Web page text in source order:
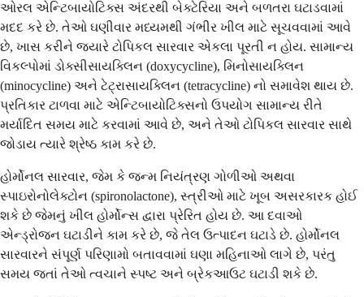
ઓરલ એન્ટિબાયોટિક્સ અંદરથી બેક્ટેરિયા અને બળતરા ઘટાડવામાં
મદદ કરે છે. તેઓ ઘણીવાર મધ્યમથી ગંભીર ખીલ માટે સૂચવવામાં આવે
છે, ખાસ કરીને જ્યારે ટોપિકલ સારવાર એકલા પૂરતી ન હોય. સામાન્ય
વિકલ્પોમાં ડોક્સીસાયક્લિન (doxycycline), મિનોસાયક્લિન
(minocycline) અને ટેટ્રાસાયક્લિન (tetracycline) નો સમાવેશ થાય છે.
પ્રતિકાર ટાળવા માટે એન્ટિબાયોટિક્સનો ઉપયોગ સામાન્ય રીતે
મર્યાદિત સમય માટે કરવામાં આવે છે, અને તેઓ ટોપિકલ સારવાર સાથે
જોડાય ત્યારે શ્રેષ્ઠ કામ કરે છે.
હોર્મોનલ સારવાર, જેમ કે જન્મ નિયંત્રણ ગોળીઓ અથવા
સ્પાઇરોનોલેક્ટોન (spironolactone), સ્ત્રીઓ માટે ખૂબ અસરકારક હોઈ
શકે છે જેમનું ખીલ હોર્મોન્સ દ્વારા પ્રેરિત હોય છે. આ દવાઓ
એન્ડ્રોજન ઘટાડીને કામ કરે છે, જે તેલ ઉત્પાદન ઘટાડે છે. હોર્મોનલ
સારવારને સંપૂર્ણ પરિણામો બતાવવામાં ઘણા મહિનાઓ લાગે છે, પરંતુ
સમય જતાં તેઓ ત્વચાને સ્પષ્ટ અને બ્રેકઆઉટ ઘટાડી શકે છે.